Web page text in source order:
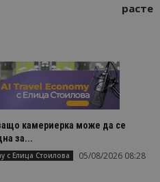
расте
камериерка може да се
за...
с Елица Стоилова 05/08/2026 08:28